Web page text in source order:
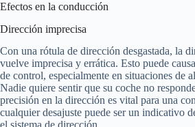
Efectos en la conducción
Dirección imprecisa
Con una rótula de dirección desgastada, la
vuelve imprecisa y errática. Esto puede
de control, especialmente en situaciones de
Nadie quiere sentir que su coche no
precisión en la dirección es vital para una
cualquier desajuste puede ser un indicativo